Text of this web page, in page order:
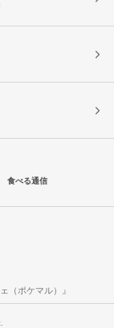
食べる通信
（ポケマル）』